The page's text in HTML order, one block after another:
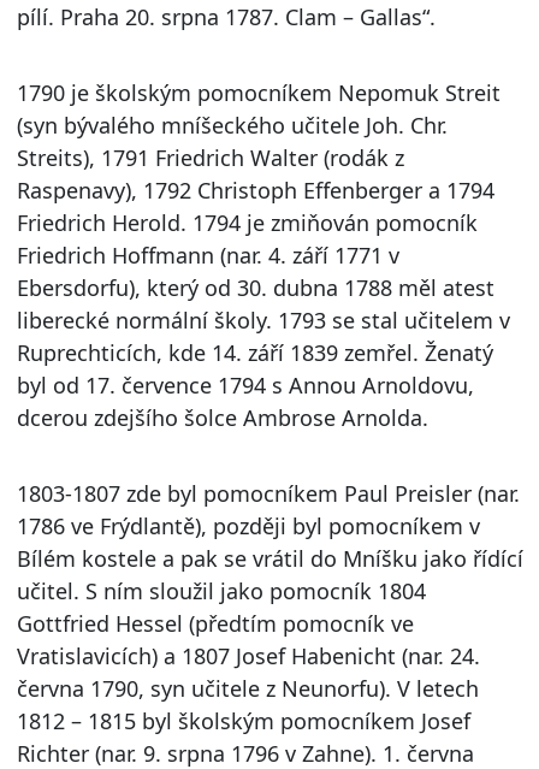
pílí. Praha 20. srpna 1787. Clam – Gallas“.
1790 je školským pomocníkem Nepomuk Streit
(syn bývalého mníšeckého učitele Joh. Chr.
Streits), 1791 Friedrich Walter (rodák z
Raspenavy), 1792 Christoph Effenberger a 1794
Friedrich Herold. 1794 je zmiňován pomocník
Friedrich Hoffmann (nar. 4. září 1771 v
Ebersdorfu), který od 30. dubna 1788 měl atest
liberecké normální školy. 1793 se stal učitelem v
Ruprechticích, kde 14. září 1839 zemřel. Ženatý
byl od 17. července 1794 s Annou Arnoldovu,
dcerou zdejšího šolce Ambrose Arnolda.
1803-1807 zde byl pomocníkem Paul Preisler (nar.
1786 ve Frýdlantě), později byl pomocníkem v
Bílém kostele a pak se vrátil do Mníšku jako řídící
učitel. S ním sloužil jako pomocník 1804
Gottfried Hessel (předtím pomocník ve
Vratislavicích) a 1807 Josef Habenicht (nar. 24.
června 1790, syn učitele z Neunorfu). V letech
1812 – 1815 byl školským pomocníkem Josef
Richter (nar. 9. srpna 1796 v Zahne). 1. června